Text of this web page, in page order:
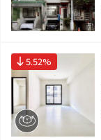
5.52%